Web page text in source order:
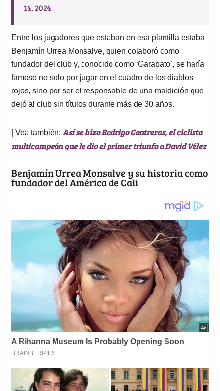
14, 2024
Entre los jugadores que estaban en esa plantilla estaba
Benjamín Urrea Monsalve, quien colaboró como
fundador del club y, conocido como ‘Garabato’, se haría
famoso no solo por jugar en el cuadro de los diablos
rojos, sino por ser el responsable de una maldición que
dejó al club sin títulos durante más de 30 años.
| Vea también: Así se hizo Rodrigo Contreras, el ciclista
multicampeón que le dio el primer triunfo a David Vélez
Benjamín Urrea Monsalve y su historia como
fundador del América de Cali